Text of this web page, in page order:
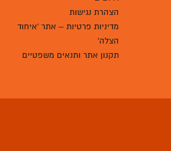
הצהרת נגישות
מדיניות פרטיות – אתר 'איחוד
הצלה'
תקנון אתר ותנאים משפטיים